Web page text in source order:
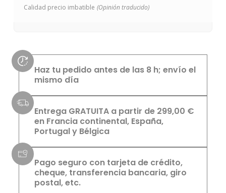
Calidad precio imbatible (Opinión traducido)
Haz tu pedido antes de las 8 h; envío el
mismo día
Entrega GRATUITA a partir de 299,00 €
en Francia continental, España,
Portugal y Bélgica
Pago seguro con tarjeta de crédito,
cheque, transferencia bancaria, giro
postal, etc.